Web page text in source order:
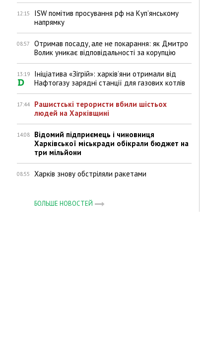
12:15
ISW помітив просування рф на Купʼянському
напрямку
08:57
Отримав посаду, але не покарання: як Дмитро
Волик уникає відповідальності за корупцію
13:19
Ініціатива «Зігрій»: харківʼяни отримали від
Нафтогазу зарядні станції для газових котлів
17:44
Рашистські терористи вбили шістьох
людей на Харківщині
14:08
Відомий підприємець і чиновниця
Харківської міськради обікрали бюджет на
три мільйони
08:55 Харків знову обстріляли ракетами
БОЛЬШЕ НОВОСТЕЙ